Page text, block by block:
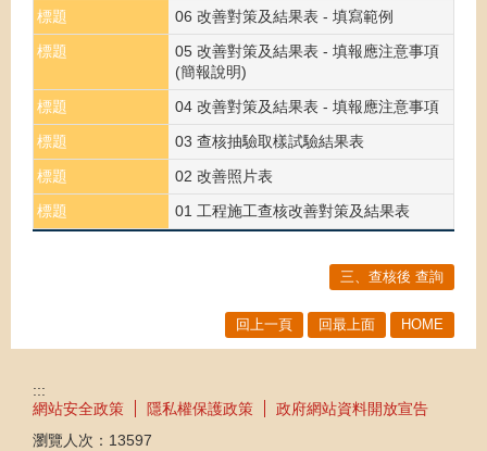
標題
06 改善對策及結果表 - 填寫範例
標題
05 改善對策及結果表 - 填報應注意事項
(簡報說明)
標題
04 改善對策及結果表 - 填報應注意事項
標題
03 查核抽驗取樣試驗結果表
標題
02 改善照片表
標題
01 工程施工查核改善對策及結果表
三、查核後 查詢
回上一頁 回最上面 HOME
:::
網站安全政策
隱私權保護政策
政府網站資料開放宣告
瀏覽人次： 13597